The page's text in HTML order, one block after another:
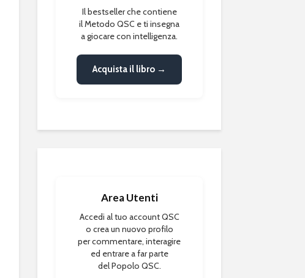
Il bestseller che contiene
il Metodo QSC e ti insegna
a giocare con intelligenza.
Acquista il libro →
Area Utenti
Accedi al tuo account QSC
o crea un nuovo profilo
per commentare, interagire
ed entrare a far parte
del Popolo QSC.